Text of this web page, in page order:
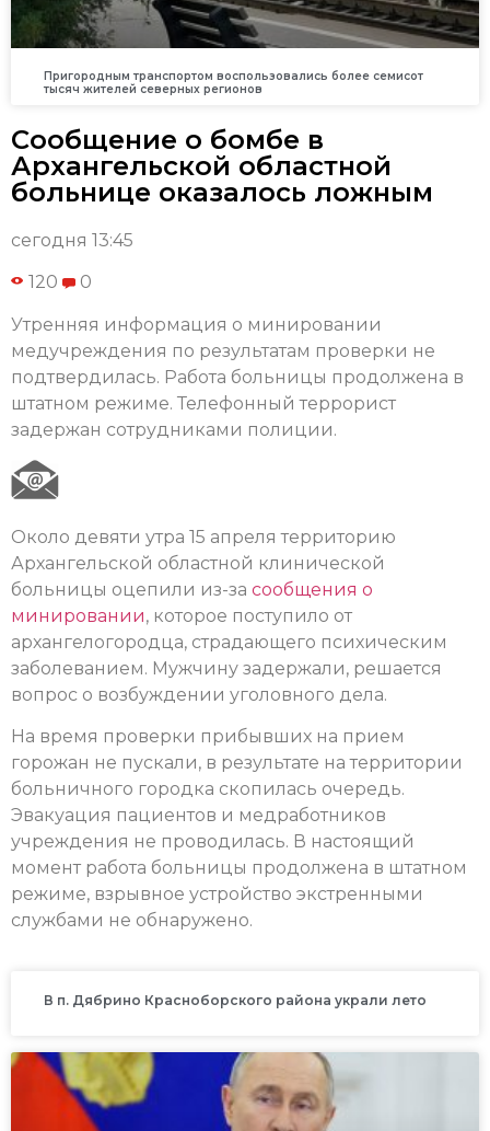
Пригородным транспортом воспользовались более семисот
тысяч жителей северных регионов
Сообщение о бомбе в
Архангельской областной
больнице оказалось ложным
сегодня 13:45
120 0
Утренняя информация о минировании
медучреждения по результатам проверки не
подтвердилась. Работа больницы продолжена в
штатном режиме. Телефонный террорист
задержан сотрудниками полиции.
Около девяти утра 15 апреля территорию
Архангельской областной клинической
больницы оцепили из-за сообщения о
минировании, которое поступило от
архангелогородца, страдающего психическим
заболеванием. Мужчину задержали, решается
вопрос о возбуждении уголовного дела.
На время проверки прибывших на прием
горожан не пускали, в результате на территории
больничного городка скопилась очередь.
Эвакуация пациентов и медработников
учреждения не проводилась. В настоящий
момент работа больницы продолжена в штатном
режиме, взрывное устройство экстренными
службами не обнаружено.
В п. Дябрино Красноборского района украли лето